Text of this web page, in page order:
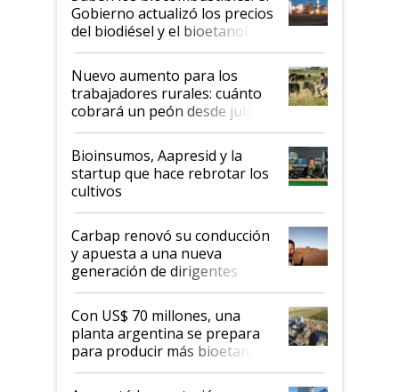
la medida de fuerza de los
prácticos
Gobierno actualizó los precios
del biodiésel y el bioetanol
Nuevo aumento para los
trabajadores rurales: cuánto
cobrará un peón desde julio
Bioinsumos, Aapresid y la
startup que hace rebrotar los
cultivos
Carbap renovó su conducción
y apuesta a una nueva
generación de dirigentes
rurales
Con US$ 70 millones, una
planta argentina se prepara
para producir más bioetanol
que nunca